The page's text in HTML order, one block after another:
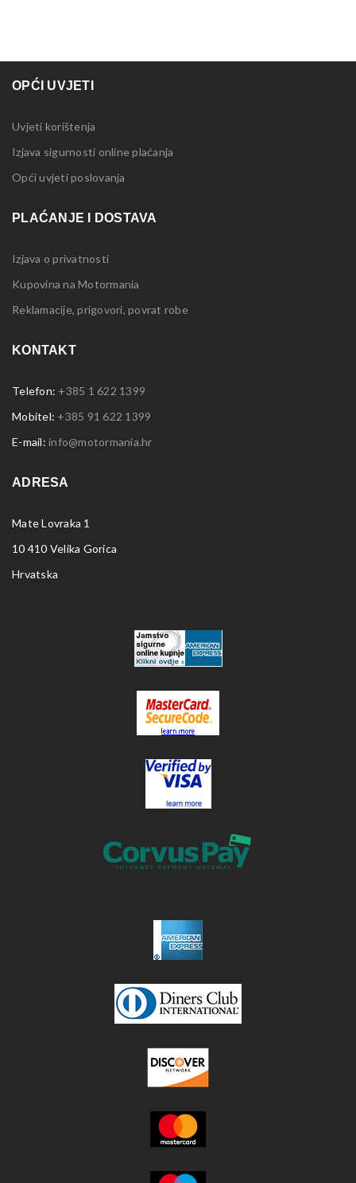
OPĆI UVJETI
Uvjeti korištenja
Izjava sigurnosti online plaćanja
Opći uvjeti poslovanja
PLAĆANJE I DOSTAVA
Izjava o privatnosti
Kupovina na Motormania
Reklamacije, prigovori, povrat robe
KONTAKT
Telefon: +385 1 622 1399
Mobitel: +385 91 622 1399
E-mail: info@motormania.hr
ADRESA
Mate Lovraka 1
10 410 Velika Gorica
Hrvatska